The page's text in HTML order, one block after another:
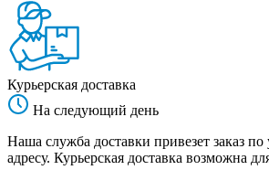
Курьерская доставка
На следующий день
Наша служба доставки привезет заказ
адресу. Курьерская доставка возможна